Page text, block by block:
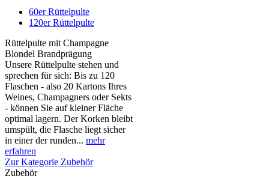
60er Rüttelpulte
120er Rüttelpulte
Rüttelpulte mit Champagne
Blondel Brandprägung
Unsere Rüttelpulte stehen und
sprechen für sich: Bis zu 120
Flaschen - also 20 Kartons Ihres
Weines, Champagners oder Sekts
- können Sie auf kleiner Fläche
optimal lagern. Der Korken bleibt
umspült, die Flasche liegt sicher
in einer der runden... mehr
erfahren
Zur Kategorie Zubehör
Zubehör